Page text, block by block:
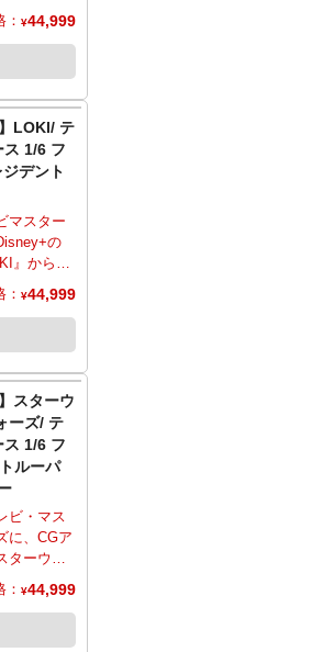
人様1点ま
せていた
約・注文
ャンセル
のでご注
行状態の
スターに
ピスト
ハンドパ
」バック
持位置変
ルピラー
エーシ
様1点ま
せていた
約・注文
ャンセル
のでご注
Book
ェネック・
プ。劇中
チ、28箇
・ウェン
編み込み
かつポニ
内蔵で動
コスチ
アンダー
たガント
質感やデ
。腰のベ
の機械
能。銃床
ラスタ
能なマス
袋付きの
入った巾
用ハンド
形され
属。
人様1点ま
せていた
約・注文
ャンセル
のでご注
¥44,999
LOKI/ テ
ス 1/6 フ
デント
マスター
の
』から大
が登場。
31セン
フィギュ
トム・
、胸元に
いたジャ
タイ、パ
テールに
まで精巧
界で生
傷などが
現。ダガ
する同ス
な差し替
ックボー
用台座を
¥44,999
スターウ
ーズ/ テ
ス 1/6 フ
ルーパ
ー
ビ・マス
に、CGア
ターウォ
』よりク
個体、
がラ
上が可動
¥44,999